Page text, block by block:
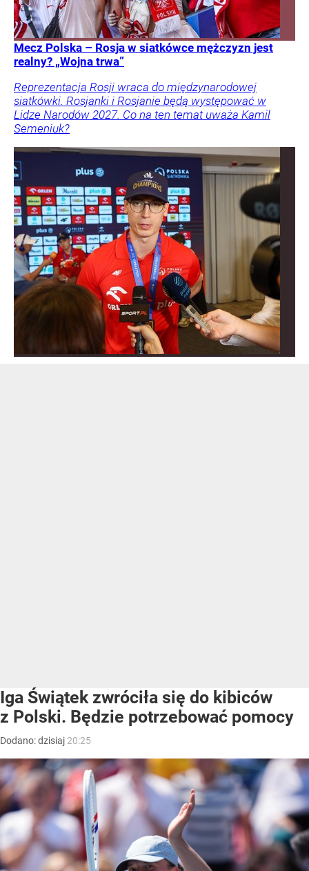
Mecz Polska – Rosja w siatkówce mężczyzn jest
realny? „Wojna trwa”
Reprezentacja Rosji wraca do międzynarodowej
siatkówki. Rosjanki i Rosjanie będą występować w
Lidze Narodów 2027. Co na ten temat uważa Kamil
Semeniuk?
Iga Świątek zwróciła się do kibiców
z Polski. Będzie potrzebować pomocy
Dodano:dzisiaj 20:25